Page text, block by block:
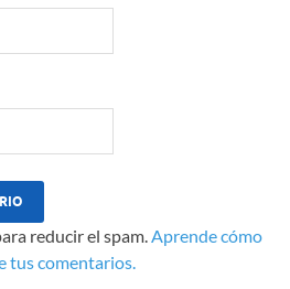
reducir el spam.Aprende cómo
tus comentarios.